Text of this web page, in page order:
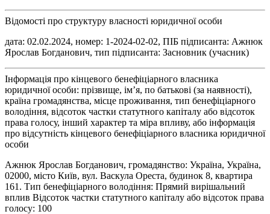
Відомості про структуру власності юридичної особи
дата: 02.02.2024, номер: 1-2024-02-02, ПІБ підписанта: Ажнюк
Ярослав Богданович, тип підписанта: Засновник (учасник)
Інформація про кінцевого бенефіціарного власника
юридичної особи: прізвище, ім’я, по батькові (за наявності),
країна громадянства, місце проживання, тип бенефіціарного
володіння, відсоток частки статутного капіталу або відсоток
права голосу, інший характер та міра впливу, або інформація
про відсутність кінцевого бенефіціарного власника юридичної
особи
Ажнюк Ярослав Богданович, громадянство: Україна, Україна,
02000, місто Київ, вул. Васкула Ореста, будинок 8, квартира
161. Тип бенефіціарного володіння: Прямий вирішальний
вплив Відсоток частки статутного капіталу або відсоток права
голосу: 100